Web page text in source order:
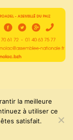
2026
la meilleure
à utiliser ce
satisfait.